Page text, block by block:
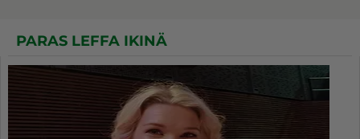
PARAS LEFFA IKINÄ